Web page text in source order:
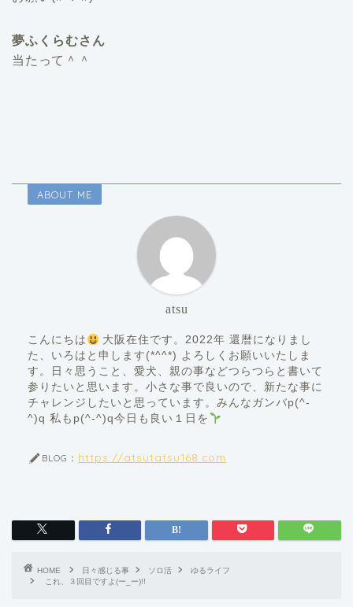
夢ふくらむさん
当たって＾＾
ABOUT ME
atsu
こんにちは
大阪在住です。2022年 還暦になりまし
た、いろはと申します(*^^*) よろしくお願いいたしま
す。日々思うこと、愛犬、親の事などつらつらと書いて
参りたいと思います。小さな事で良いので、新たな事に
チャレンジしたいと思っています。みんなガンバp(^-
^)q 私もp(^-^)q今日も良い１日を
BLOG： https://atsutatsu168.com
HOME 日々感じる事 ソロ活
ゆるライフ
これ、３回目ですよ(ー_ー)!!